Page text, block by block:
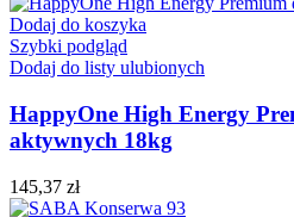
Dodaj do koszyka
Szybki podgląd
Dodaj do listy ulubionych
HappyOne High Energy
aktywnych 18kg
145,37 zł